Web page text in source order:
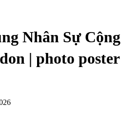
Nhân Sự Cộng
| photo poster